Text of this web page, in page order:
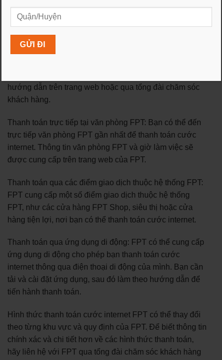
khoản của FPT. Thông tin tài khoản ngân hàng của FPT
sẽ được cung cấp cho bạn để tiến hành thanh toán.
Thẻ tín dụng/Thẻ ghi nợ: FPT cho phép thanh toán cước
hướng dẫn trên trang web hoặc qua tổng đài chăm sóc
khách hàng.
Thanh toán trực tiếp tại văn phòng FPT: Bạn có thể đến
trực tiếp văn phòng FPT gần nhất để thanh toán cước
internet. Thông tin văn phòng FPT và giờ làm việc sẽ
được cung cấp trên trang web của FPT.
Thanh toán qua các điểm giao dịch thuộc hệ thống FPT:
FPT cung cấp một số điểm giao dịch thuộc hệ thống
FPT, như các cửa hàng FPT Shop, siêu thị hoặc cửa
hàng tiện lợi, nơi bạn có thể thanh toán cước internet.
Thanh toán qua ứng dụng di động: FPT có thể cung cấp
ứng dụng di động cho phép bạn thanh toán cước
internet thông qua điện thoại di động của mình. Bạn cần
tải và cài đặt ứng dụng, sau đó làm theo hướng dẫn để
tiến hành thanh toán.
Hình thức thanh toán cước internet FPT có thể thay đổi
theo từng khu vực và quy định của FPT. Để biết thông tin
chính xác và chi tiết hơn về các hình thức thanh toán,
hãy liên hệ với FPT qua tổng đài chăm sóc khách hàng